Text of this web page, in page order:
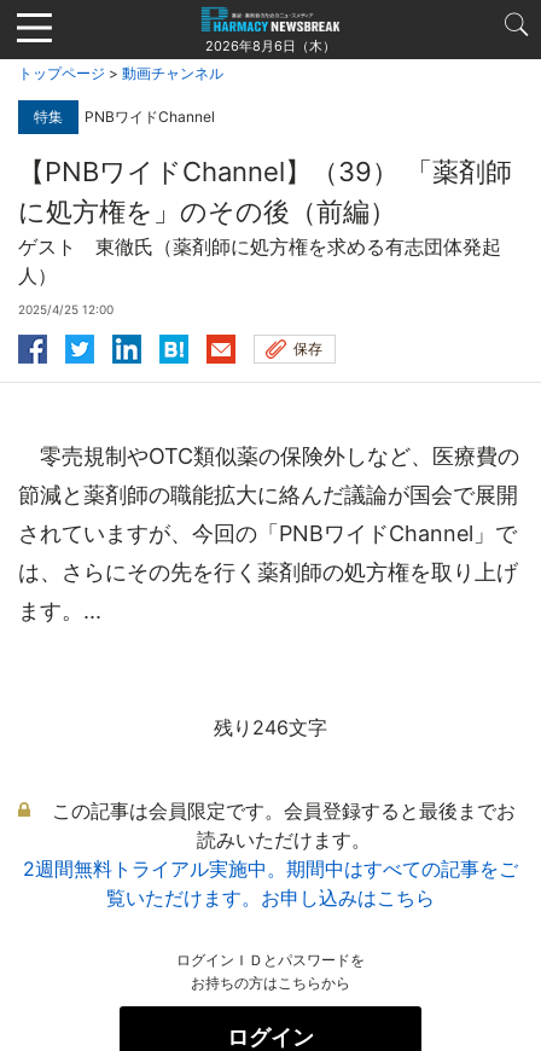
Jump
to
navigation
2026年8月6日（木）
トップページ > 動画チャンネル
特集 PNBワイドChannel
【PNBワイドChannel】（39） 「薬剤師
に処方権を」のその後（前編）
ゲスト 東徹氏（薬剤師に処方権を求める有志団体発起
人）
2025/4/25 12:00
保存
零売規制やOTC類似薬の保険外しなど、医療費の
節減と薬剤師の職能拡大に絡んだ議論が国会で展開
されていますが、今回の「PNBワイドChannel」で
は、さらにその先を行く薬剤師の処方権を取り上げ
ます。...
残り246文字
この記事は会員限定です。会員登録すると最後までお
読みいただけます。
2週間無料トライアル実施中。期間中はすべての記事をご
覧いただけます。お申し込みはこちら
ログインＩＤとパスワードを
お持ちの方はこちらから
ログイン